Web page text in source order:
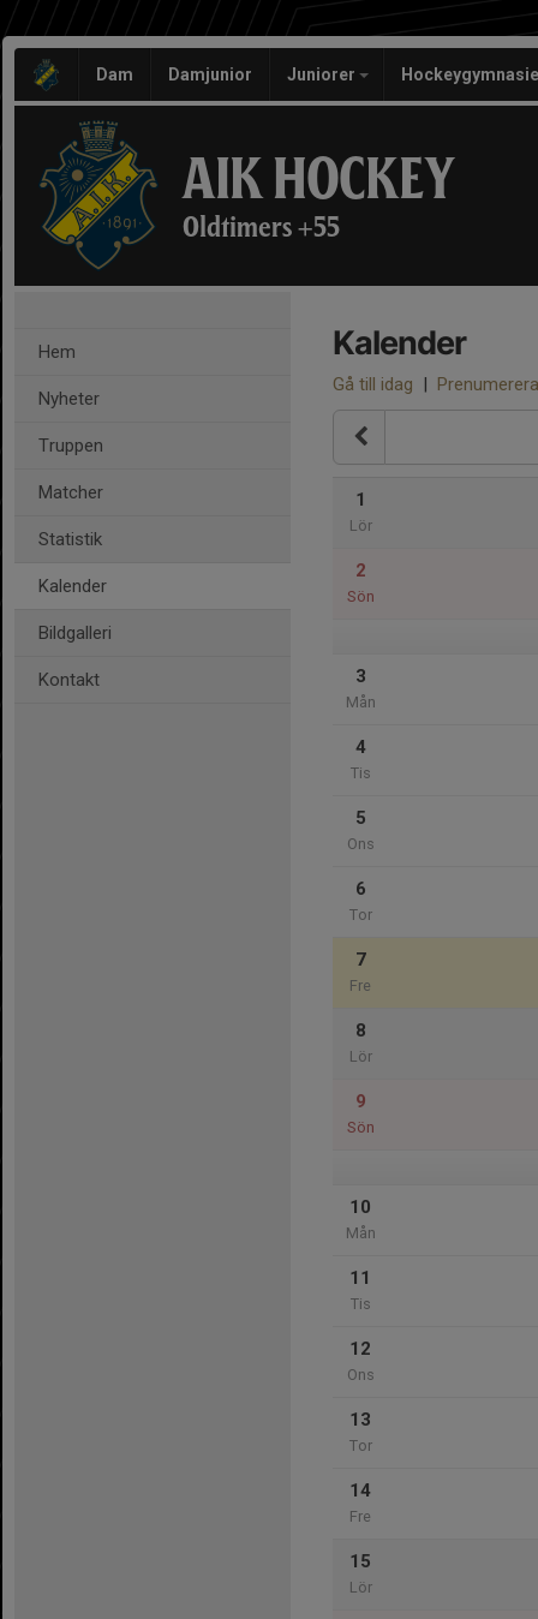
Dam Damjunior Juniorer
AIK HOCKEY
Oldtimers +55
Hem
Nyheter
Truppen
Matcher
Statistik
Kalender
Bildgalleri
Kontakt
Kalender
Gå till idag | Prenumerera
1
Lör
2
Sön
3
Mån
4
Tis
5
Ons
6
Tor
7
Fre
8
Lör
9
Sön
10
Mån
11
Tis
12
Ons
13
Tor
14
Fre
15
Lör